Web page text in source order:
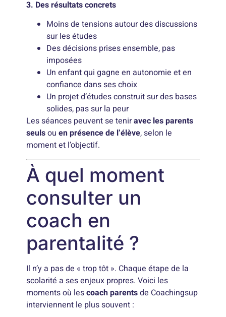
3. Des résultats concrets
Moins de tensions autour des discussions
sur les études
Des décisions prises ensemble, pas
imposées
Un enfant qui gagne en autonomie et en
confiance dans ses choix
Un projet d’études construit sur des bases
solides, pas sur la peur
Les séances peuvent se teniravec les parents
seulsouen présence de l’élève, selon le
moment et l’objectif.
À quel moment
consulter un
coach en
parentalité ?
Il n’y a pas de « trop tôt ». Chaque étape de la
scolarité a ses enjeux propres. Voici les
moments où lescoach parentsde Coachingsup
interviennent le plus souvent :